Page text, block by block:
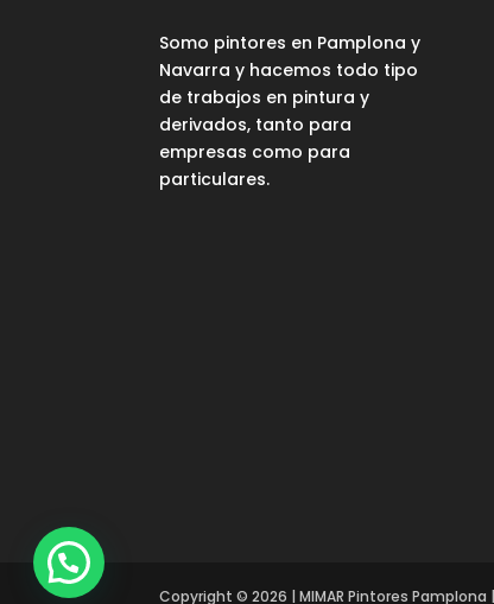
Somo pintores en Pamplona y
Navarra y hacemos todo tipo
de trabajos en pintura y
derivados, tanto para
empresas como para
particulares.
Copyright © 2026 | MIMAR Pintores Pamplona